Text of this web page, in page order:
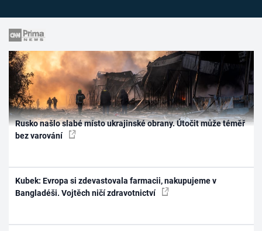
Rusko našlo slabé místo ukrajinské obrany. Útočit může téměř
bez varování
Kubek: Evropa si zdevastovala farmacii, nakupujeme v
Bangladéši. Vojtěch ničí zdravotnictví